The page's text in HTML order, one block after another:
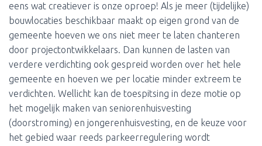
eens wat creatiever is onze oproep! Als je meer (tijdelijke)
bouwlocaties beschikbaar maakt op eigen grond van de
gemeente hoeven we ons niet meer te laten chanteren
door projectontwikkelaars. Dan kunnen de lasten van
verdere verdichting ook gespreid worden over het hele
gemeente en hoeven we per locatie minder extreem te
verdichten. Wellicht kan de toespitsing in deze motie op
het mogelijk maken van seniorenhuisvesting
(doorstroming) en jongerenhuisvesting, en de keuze voor
het gebied waar reeds parkeerregulering wordt